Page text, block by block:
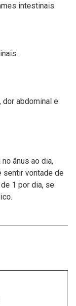
intestinais.
dor abdominal e
ânus ao dia,
sentir vontade de
1 por dia, se